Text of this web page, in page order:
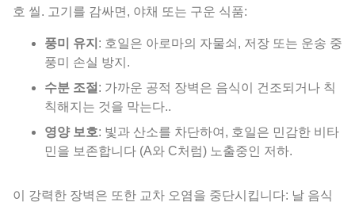
호 씰. 고기를 감싸면, 야채 또는 구운 식품:
풍미 유지 : 호일은 아로마의 자물쇠, 저장 또는 운송 중
풍미 손실 방지.
수분 조절 : 가까운 공적 장벽은 음식이 건조되거나 칙
칙해지는 것을 막는다..
영양 보호: 빛과 산소를 ​​차단하여, 호일은 민감한 비타
민을 보존합니다 (A와 C처럼) 노출중인 저하.
이 강력한 장벽은 또한 교차 오염을 중단시킵니다: 날 음식